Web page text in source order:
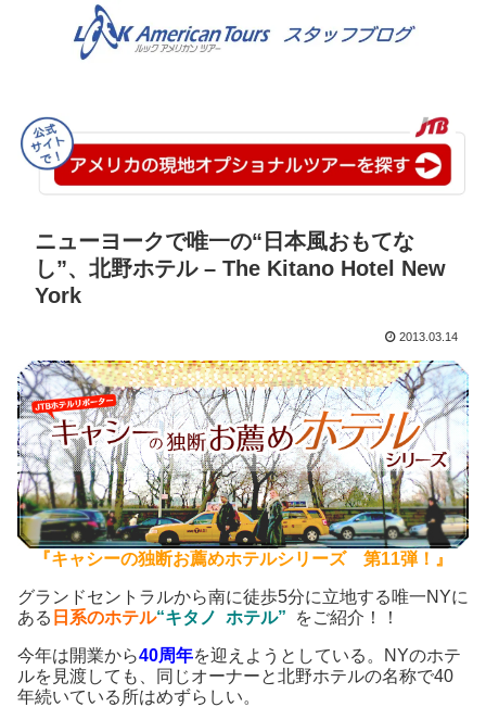
ニューヨークで唯一の“日本風おもてな
し”、北野ホテル – The Kitano Hotel New
York
2013.03.14
『キャシーの独断お薦めホテルシリーズ 第11弾！』
グランドセントラルから南に徒歩5分に立地する唯一NYに
ある 日系のホテル“キタノ ホテル” をご紹介！！
今年は開業から40周年を迎えようとしている。NYのホテ
ルを見渡しても、同じオーナーと北野ホテルの名称で40
年続いている所はめずらしい。